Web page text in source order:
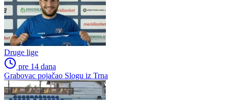
Druge lige
pre 14 dana
Grabovac pojačao Slogu iz Trna